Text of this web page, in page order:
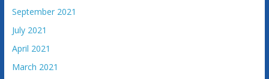
September 2021
July 2021
April 2021
March 2021